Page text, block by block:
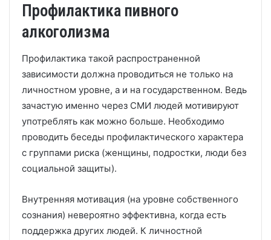
Профилактика пивного
алкоголизма
Профилактика такой распространенной
зависимости должна проводиться не только на
личностном уровне, а и на государственном. Ведь
зачастую именно через СМИ людей мотивируют
употреблять как можно больше. Необходимо
проводить беседы профилактического характера
с группами риска (женщины, подростки, люди без
социальной защиты).
Внутренняя мотивация (на уровне собственного
сознания) невероятно эффективна, когда есть
поддержка других людей. К личностной